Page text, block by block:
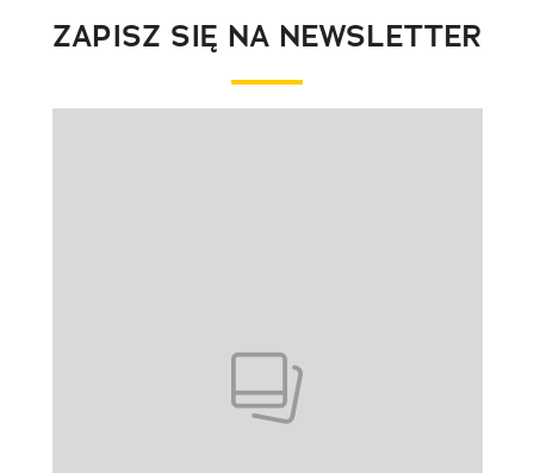
ZAPISZ SIĘ NA NEWSLETTER